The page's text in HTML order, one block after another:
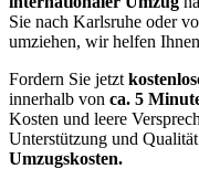
Sie nach Karlsruhe oder
umziehen, wir helfen
Fordern Sie jetzt
innerhalb von ca. 5
Kosten und leere
Unterstützung und
Umzugskosten.